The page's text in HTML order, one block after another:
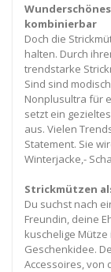
kombinierbar
Doch die
halten. Durch
trendstarke
Sind sind
Nonplusultra für
setzt ein
aus. Vielen
Statement. Sie
Winterjacke,-
Strickmützen
Du suchst nach
Freundin, deine
kuschelige
Geschenkidee.
Accessoires, von